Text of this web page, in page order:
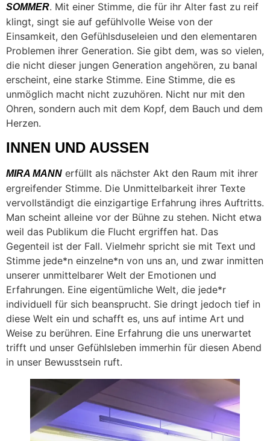
SOMMER. Mit einer Stimme, die für ihr Alter fast zu reif
klingt, singt sie auf gefühlvolle Weise von der
Einsamkeit, den Gefühlsduseleien und den elementaren
Problemen ihrer Generation. Sie gibt dem, was so vielen,
die nicht dieser jungen Generation angehören, zu banal
erscheint, eine starke Stimme. Eine Stimme, die es
unmöglich macht nicht zuzuhören. Nicht nur mit den
Ohren, sondern auch mit dem Kopf, dem Bauch und dem
Herzen.
INNEN UND AUSSEN
MIRA MANN erfüllt als nächster Akt den Raum mit ihrer
ergreifender Stimme. Die Unmittelbarkeit ihrer Texte
vervollständigt die einzigartige Erfahrung ihres Auftritts.
Man scheint alleine vor der Bühne zu stehen. Nicht etwa
weil das Publikum die Flucht ergriffen hat. Das
Gegenteil ist der Fall. Vielmehr spricht sie mit Text und
Stimme jede*n einzelne*n von uns an, und zwar inmitten
unserer unmittelbarer Welt der Emotionen und
Erfahrungen. Eine eigentümliche Welt, die jede*r
individuell für sich beansprucht. Sie dringt jedoch tief in
diese Welt ein und schafft es, uns auf intime Art und
Weise zu berühren. Eine Erfahrung die uns unerwartet
trifft und unser Gefühlsleben immerhin für diesen Abend
in unser Bewusstsein ruft.